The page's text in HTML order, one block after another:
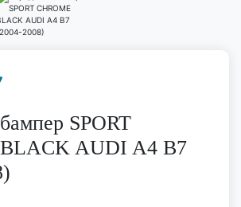
SPORT
AUDI A4 B7